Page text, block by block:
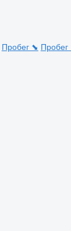
Пробег ⬊